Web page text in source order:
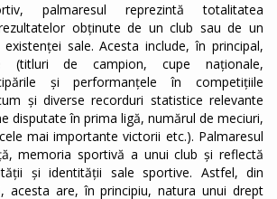
palmaresul reprezintă totalitatea
obținute de un club sau de un
sale. Acesta include, în principal,
(titluri de campion, cupe naționale,
și performanțele în competițiile
și diverse recorduri statistice relevante
disputate în prima ligă, numărul de meciuri,
mai importante victorii etc.). Palmaresul
memoria sportivă a unui club și reflectă
și identității sale sportive. Astfel, din
acesta are, în principiu, natura unui drept